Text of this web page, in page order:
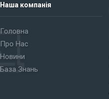
Наша компанія
Головна
Про Нас
Новини
База Знань